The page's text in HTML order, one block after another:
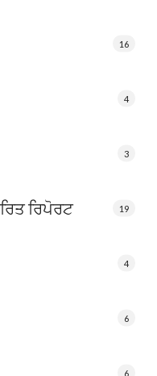
16
4
3
ਰਿਪੋਰਟ 19
4
6
6